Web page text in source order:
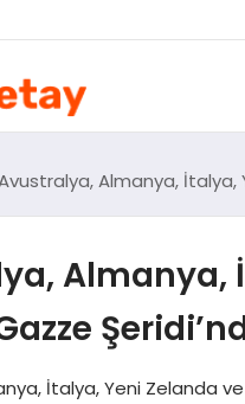
Almanya, İtalya,
Almanya,
İtalya, Yeni Zelanda